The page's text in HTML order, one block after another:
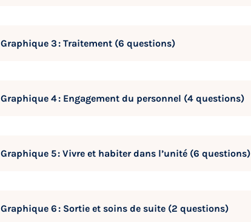
Graphique 3 : Traitement (6 questions)
Graphique 4 : Engagement du personnel (4 questions)
Graphique 5 : Vivre et habiter dans l’unité (6 questions)
Graphique 6 : Sortie et soins de suite (2 questions)